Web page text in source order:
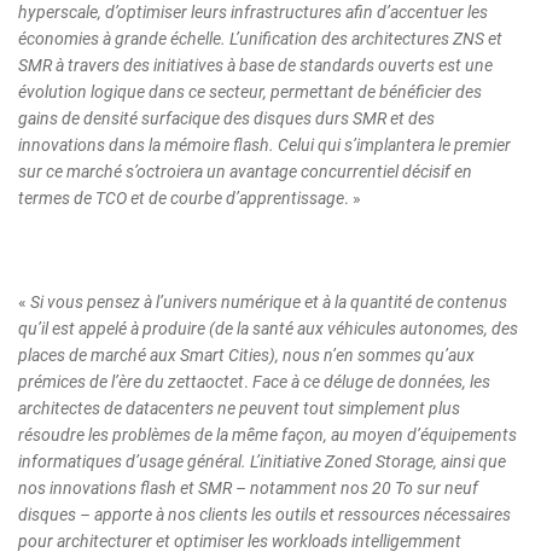
hyperscale, d’optimiser leurs infrastructures afin d’accentuer les
économies à grande échelle. L’unification des architectures ZNS et
SMR à travers des initiatives à base de standards ouverts est une
évolution logique dans ce secteur, permettant de bénéficier des
gains de densité surfacique des disques durs SMR et des
innovations dans la mémoire flash. Celui qui s’implantera le premier
sur ce marché s’octroiera un avantage concurrentiel décisif en
termes de TCO et de courbe d’apprentissage. »
« Si vous pensez à l’univers numérique et à la quantité de contenus
qu’il est appelé à produire (de la santé aux véhicules autonomes, des
places de marché aux Smart Cities), nous n’en sommes qu’aux
prémices de l’ère du zettaoctet. Face à ce déluge de données, les
architectes de datacenters ne peuvent tout simplement plus
résoudre les problèmes de la même façon, au moyen d’équipements
informatiques d’usage général. L’initiative Zoned Storage, ainsi que
nos innovations flash et SMR – notamment nos 20 To sur neuf
disques – apporte à nos clients les outils et ressources nécessaires
pour architecturer et optimiser les workloads intelligemment